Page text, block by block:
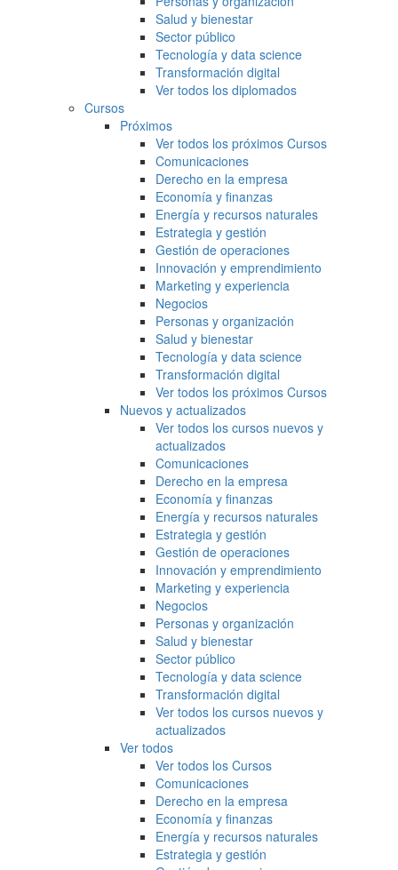
Salud y bienestar
Sector público
Tecnología y data science
Transformación digital
Ver todos los diplomados
Cursos
Próximos
Ver todos los próximos Cursos
Comunicaciones
Derecho en la empresa
Economía y finanzas
Energía y recursos naturales
Estrategia y gestión
Gestión de operaciones
Innovación y emprendimiento
Marketing y experiencia
Negocios
Personas y organización
Salud y bienestar
Tecnología y data science
Transformación digital
Ver todos los próximos Cursos
Nuevos y actualizados
Ver todos los cursos nuevos y
actualizados
Comunicaciones
Derecho en la empresa
Economía y finanzas
Energía y recursos naturales
Estrategia y gestión
Gestión de operaciones
Innovación y emprendimiento
Marketing y experiencia
Negocios
Personas y organización
Salud y bienestar
Sector público
Tecnología y data science
Transformación digital
Ver todos los cursos nuevos y
actualizados
Ver todos
Ver todos los Cursos
Comunicaciones
Derecho en la empresa
Economía y finanzas
Energía y recursos naturales
Estrategia y gestión